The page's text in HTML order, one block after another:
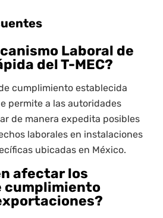
Laboral de
del T-MEC?
cumplimiento establecida
permite a las autoridades
de manera expedita posibles
laborales en instalaciones
ubicadas en México.
afectar los
cumplimiento